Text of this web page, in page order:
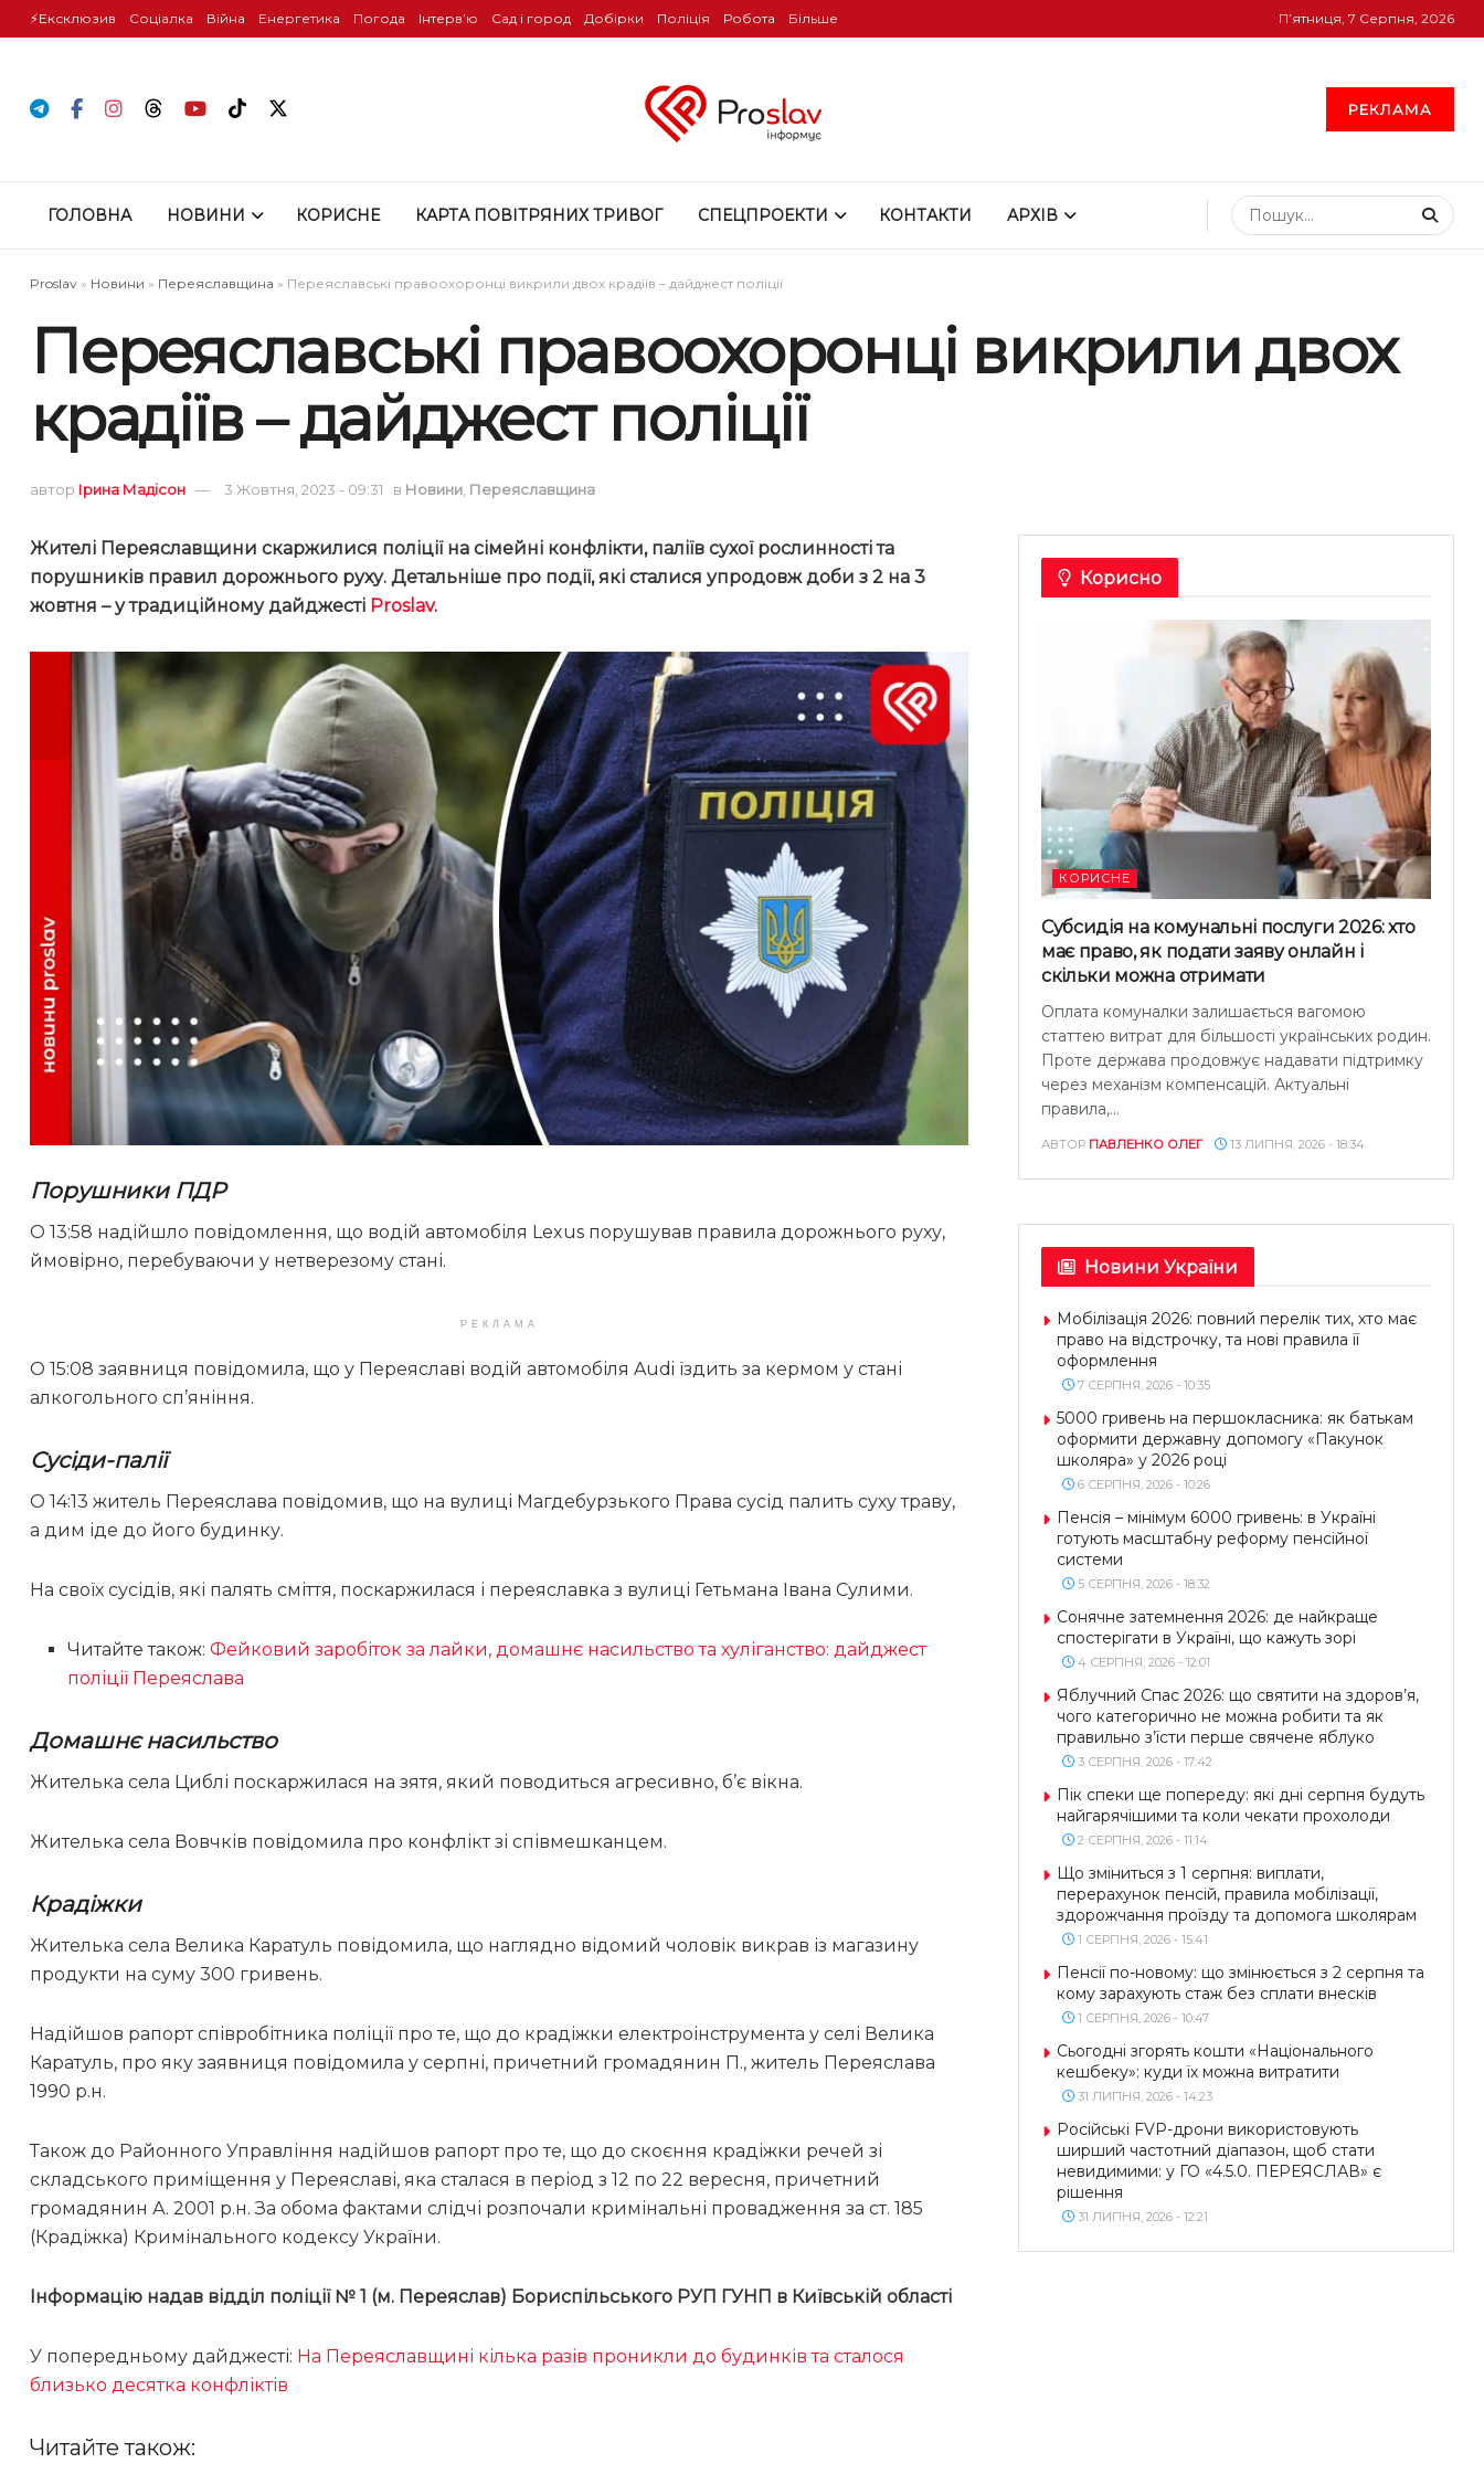
⚡️Ексклюзив Соціалка Війна Енергетика Погода Інтервʼю Сад і город Добірки Поліція Робота Більше П’ятниця, 7 Серпня, 2026
РЕКЛАМА
ГОЛОВНА НОВИНИ КОРИСНЕ КАРТА ПОВІТРЯНИХ ТРИВОГ СПЕЦПРОЕКТИ КОНТАКТИ АРХІВ
Proslav » Новини » Переяславщина » Переяславські правоохоронці викрили двох крадіїв – дайджест поліції
Переяславські правоохоронці викрили двох
крадіїв – дайджест поліції
автор Ірина Мадісон 3 Жовтня, 2023 - 09:31 в Новини, Переяславщина
Жителі Переяславщини скаржилися поліції на сімейні конфлікти, паліїв сухої рослинності та
порушників правил дорожнього руху. Детальніше про події, які сталися упродовж доби з 2 на 3
жовтня – у традиційному дайджесті Proslav.
Порушники ПДР
О 13:58 надійшло повідомлення, що водій автомобіля Lexus порушував правила дорожнього руху,
ймовірно, перебуваючи у нетверезому стані.
РЕКЛАМА
О 15:08 заявниця повідомила, що у Переяславі водій автомобіля Audi їздить за кермом у стані
алкогольного сп’яніння.
Сусіди-палії
О 14:13 житель Переяслава повідомив, що на вулиці Магдебурзького Права сусід палить суху траву,
а дим іде до його будинку.
На своїх сусідів, які палять сміття, поскаржилася і переяславка з вулиці Гетьмана Івана Сулими.
Читайте також:Фейковий заробіток за лайки, домашнє насильство та хуліганство: дайджест
поліції Переяслава
Домашнє насильство
Жителька села Циблі поскаржилася на зятя, який поводиться агресивно, б’є вікна.
Жителька села Вовчків повідомила про конфлікт зі співмешканцем.
Крадіжки
Жителька села Велика Каратуль повідомила, що наглядно відомий чоловік викрав із магазину
продукти на суму 300 гривень.
Надійшов рапорт співробітника поліції про те, що до крадіжки електроінструмента у селі Велика
Каратуль, про яку заявниця повідомила у серпні, причетний громадянин П., житель Переяслава
1990 р.н.
Також до Районного Управління надійшов рапорт про те, що до скоєння крадіжки речей зі
складського приміщення у Переяславі, яка сталася в період з 12 по 22 вересня, причетний
громадянин А. 2001 р.н. За обома фактами слідчі розпочали кримінальні провадження за ст. 185
(Крадіжка) Кримінального кодексу України.
Інформацію надав відділ поліції № 1 (м. Переяслав) Бориспільського РУП ГУНП в Київській області
У попередньому дайджесті: На Переяславщині кілька разів проникли до будинків та сталося
близько десятка конфліктів
Читайте також:
Корисно
КОРИСНЕ
Субсидія на комунальні послуги 2026: хто
має право, як подати заяву онлайн і
скільки можна отримати
Оплата комуналки залишається вагомою
статтею витрат для більшості українських родин.
Проте держава продовжує надавати підтримку
через механізм компенсацій. Актуальні
правила,...
АВТОР ПАВЛЕНКО ОЛЕГ 13 ЛИПНЯ, 2026 - 18:34
Новини України
Мобілізація 2026: повний перелік тих, хто має
право на відстрочку, та нові правила її
оформлення
7 СЕРПНЯ, 2026 - 10:35
5000 гривень на першокласника: як батькам
оформити державну допомогу «Пакунок
школяра» у 2026 році
6 СЕРПНЯ, 2026 - 10:26
Пенсія – мінімум 6000 гривень: в Україні
готують масштабну реформу пенсійної
системи
5 СЕРПНЯ, 2026 - 18:32
Сонячне затемнення 2026: де найкраще
спостерігати в Україні, що кажуть зорі
4 СЕРПНЯ, 2026 - 12:01
Яблучний Спас 2026: що святити на здоров’я,
чого категорично не можна робити та як
правильно з’їсти перше свячене яблуко
3 СЕРПНЯ, 2026 - 17:42
Пік спеки ще попереду: які дні серпня будуть
найгарячішими та коли чекати прохолоди
2 СЕРПНЯ, 2026 - 11:14
Що зміниться з 1 серпня: виплати,
перерахунок пенсій, правила мобілізації,
здорожчання проїзду та допомога школярам
1 СЕРПНЯ, 2026 - 15:41
Пенсії по-новому: що змінюється з 2 серпня та
кому зарахують стаж без сплати внесків
1 СЕРПНЯ, 2026 - 10:47
Сьогодні згорять кошти «Національного
кешбеку»: куди їх можна витратити
31 ЛИПНЯ, 2026 - 14:23
Російські FVP-дрони використовують
ширший частотний діапазон, щоб стати
невидимими: у ГО «4.5.0. ПЕРЕЯСЛАВ» є
рішення
31 ЛИПНЯ, 2026 - 12:21